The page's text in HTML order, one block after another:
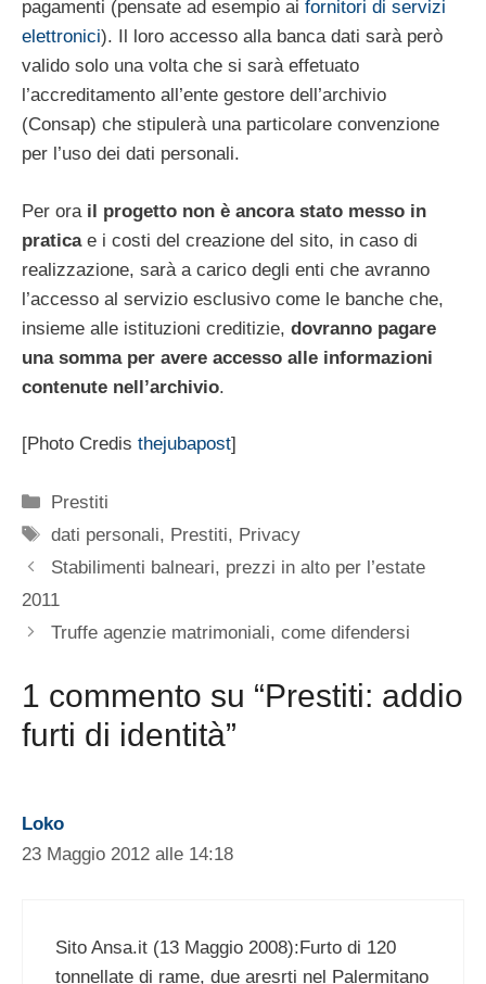
pagamenti (pensate ad esempio ai fornitori di servizi
elettronici). Il loro accesso alla banca dati sarà però
valido solo una volta che si sarà effetuato
l’accreditamento all’ente gestore dell’archivio
(Consap) che stipulerà una particolare convenzione
per l’uso dei dati personali.
Per ora il progetto non è ancora stato messo in
praticae i costi del creazione del sito, in caso di
realizzazione, sarà a carico degli enti che avranno
l’accesso al servizio esclusivo come le banche che,
insieme alle istituzioni creditizie, dovranno pagare
una somma per avere accesso alle informazioni
contenute nell’archivio.
[Photo Credis thejubapost]
Categorie
Prestiti
Tag
dati personali, Prestiti, Privacy
Stabilimenti balneari, prezzi in alto per l’estate
2011
Truffe agenzie matrimoniali, come difendersi
1 commento su “Prestiti: addio
furti di identità”
Loko
23 Maggio 2012 alle 14:18
Sito Ansa.it (13 Maggio 2008):Furto di 120
tonnellate di rame, due aresrti nel Palermitano